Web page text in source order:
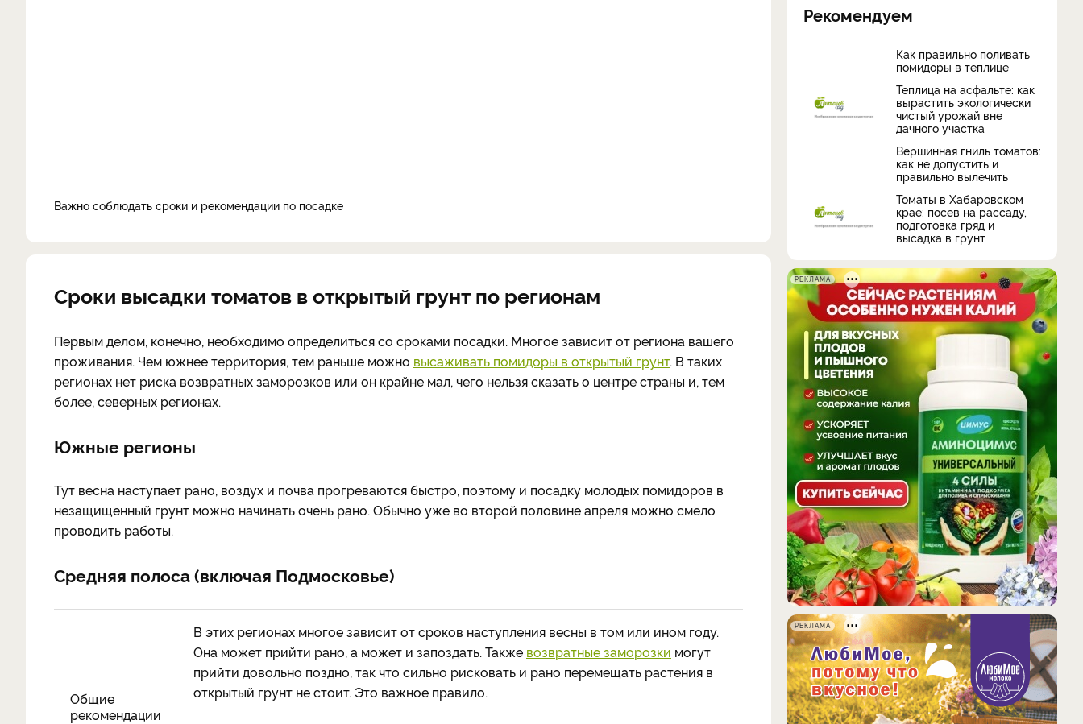
Важно соблюдать сроки и рекомендации по посадке
Сроки высадки томатов в открытый грунт по регионам
Первым делом, конечно, необходимо определиться со сроками посадки. Многое зависит от региона вашего
проживания. Чем южнее территория, тем раньше можно высаживать помидоры в открытый грунт. В таких
регионах нет риска возвратных заморозков или он крайне мал, чего нельзя сказать о центре страны и, тем
более, северных регионах.
Южные регионы
Тут весна наступает рано, воздух и почва прогреваются быстро, поэтому и посадку молодых помидоров в
незащищенный грунт можно начинать очень рано. Обычно уже во второй половине апреля можно смело
проводить работы.
Средняя полоса (включая Подмосковье)
Общие
рекомендации
В этих регионах многое зависит от сроков наступления весны в том или ином году.
Она может прийти рано, а может и запоздать. Также возвратные заморозки могут
прийти довольно поздно, так что сильно рисковать и рано перемещать растения в
открытый грунт не стоит. Это важное правило.
Рекомендуем
Как правильно поливать
помидоры в теплице
Теплица на асфальте: как
вырастить экологически
чистый урожай вне
дачного участка
Вершинная гниль томатов:
как не допустить и
правильно вылечить
Томаты в Хабаровском
крае: посев на рассаду,
подготовка гряд и
высадка в грунт
РЕКЛАМА
РЕКЛАМА